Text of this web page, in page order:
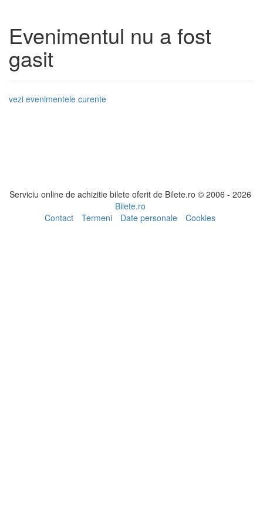
Evenimentul nu a fost
gasit
vezi evenimentele curente
Serviciu online de achizitie bilete oferit de Bilete.ro © 2006 - 2026
Bilete.ro
Contact
Termeni Date personale Cookies